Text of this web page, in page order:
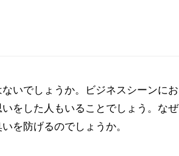
いでしょうか。ビジネスシーンにお
をした人もいることでしょう。なぜ
を防げるのでしょうか。